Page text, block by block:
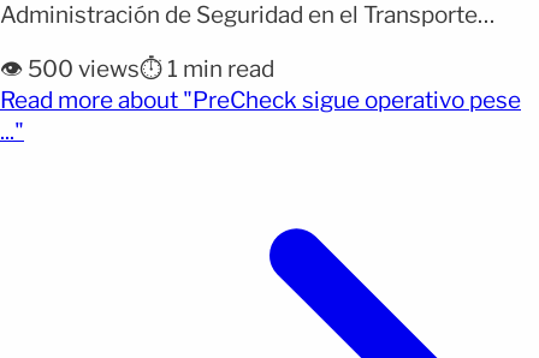
Administración de Seguridad en el Transporte
PreCheck continúa “operativo sin cambios para el
público viajero”. El anuncio generó confusión entre
pasajeros, luego de que el Departamento de
👁️ 500 views⏱️ 1 min read
Read more about "PreCheck sigue operativo pese
..."